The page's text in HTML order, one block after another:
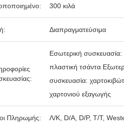
300 κιλά
Διαπραγματεύσιμα
Εσωτερική συσκευασία:
πλαστική τσάντα Εξωτερική
συσκευασία:
χαρτονιού εξαγωγής
Πληρωμής: Λ/Κ, D/A, D/P, T/T,